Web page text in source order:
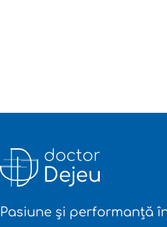
Pasiune și performanță